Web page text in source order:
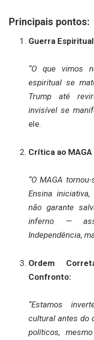
Principais pontos:
Guerra
“O que vimos
espiritual se
Trump até
invisível se
ele.
Crítica ao
“O MAGA
Ensina
não garante
inferno —
Independência,
Ordem
Confronto:
“Estamos
cultural antes do
políticos,